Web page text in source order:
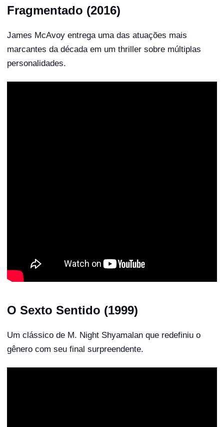
Fragmentado (2016)
James McAvoy entrega uma das atuações mais
marcantes da década em um thriller sobre múltiplas
personalidades.
O Sexto Sentido (1999)
Um clássico de M. Night Shyamalan que redefiniu o
gênero com seu final surpreendente.